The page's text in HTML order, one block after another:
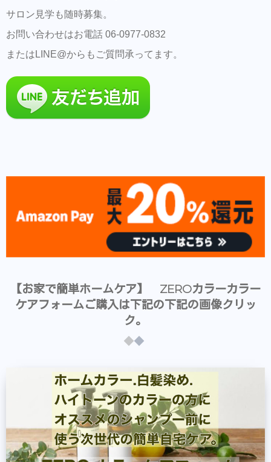
サロン見学も随時募集。
お問い合わせはお電話 06-0977-0832
またはLINE@からもご質問承ってます。
【お家で簡単ホームケア】 ZEROカラーカラー
ケアフォームご購入は下記の下記の画像クリッ
ク。